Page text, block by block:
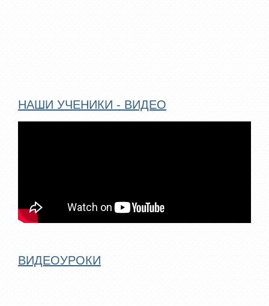
НАШИ УЧЕНИКИ - ВИДЕО
ВИДЕОУРОКИ